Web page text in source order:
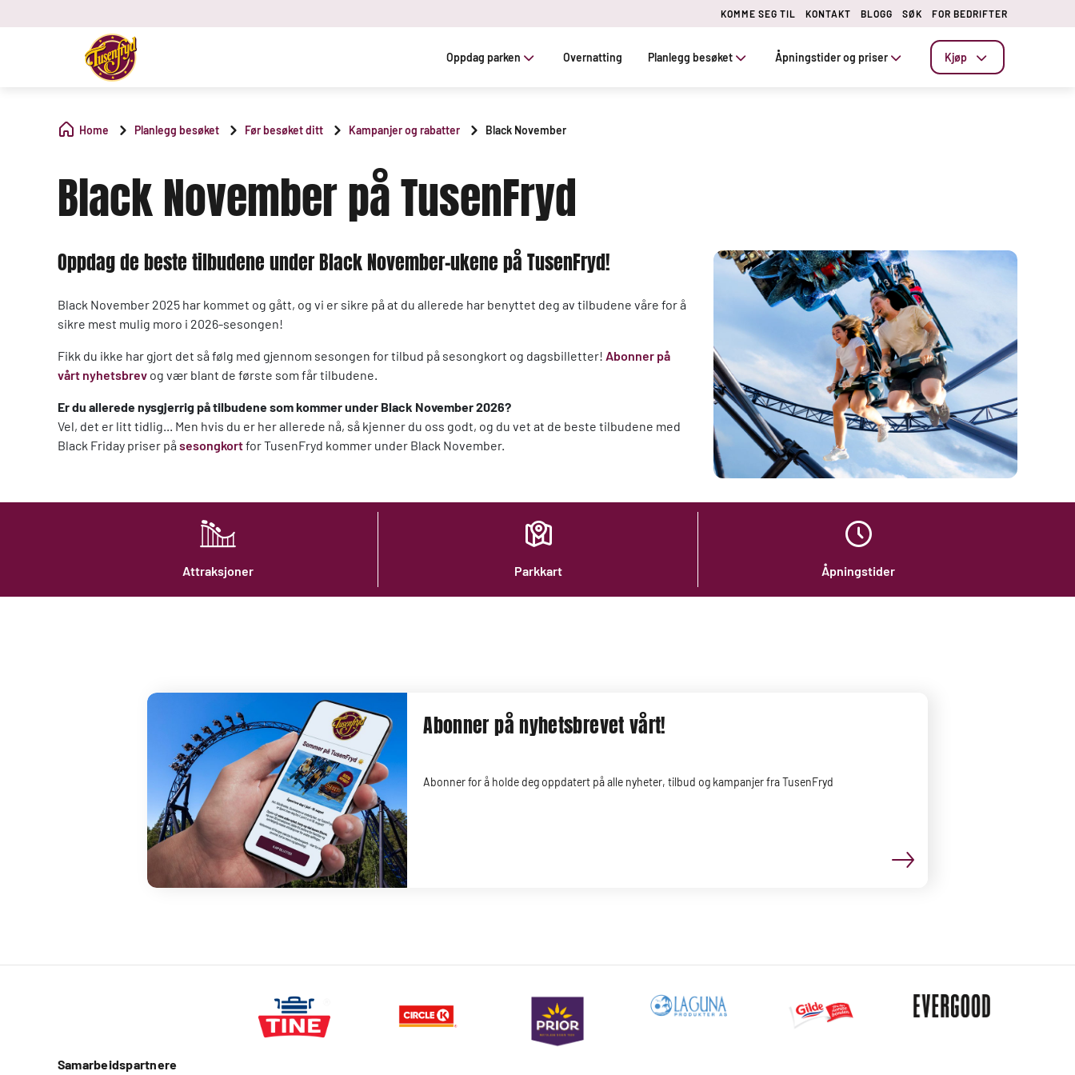
KOMME SEG TIL KONTAKT BLOGG SØK FOR BEDRIFTER
Oppdag parken Overnatting Planlegg besøket Åpningstider og priser Kjøp
Home Planlegg besøket Før besøket ditt Kampanjer og rabatter Black November
Black November på TusenFryd
Oppdag de beste tilbudene under Black November-ukene på TusenFryd!
Black November 2025 har kommet og gått, og vi er sikre på at du allerede har benyttet deg av tilbudene våre for å
sikre mest mulig moro i 2026-sesongen!
Fikk du ikke har gjort det så følg med gjennom sesongen for tilbud på sesongkort og dagsbilletter! Abonner på
vårt nyhetsbrev og vær blant de første som får tilbudene.
Er du allerede nysgjerrig på tilbudene som kommer under Black November 2026?
Vel, det er litt tidlig... Men hvis du er her allerede nå, så kjenner du oss godt, og du vet at de beste tilbudene med
Black Friday priser påsesongkortfor TusenFryd kommer under Black November.
Attraksjoner Parkkart Åpningstider
Abonner på nyhetsbrevet vårt!
Abonner for å holde deg oppdatert på alle nyheter, tilbud og kampanjer fra TusenFryd
Samarbeidspartnere